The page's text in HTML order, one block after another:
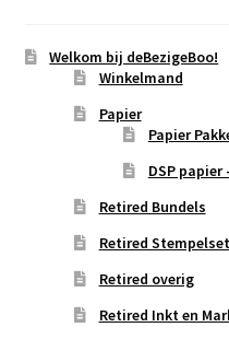
Welkom bij deBezigeBoo!
Winkelmand
Papier
Papier
DSP
Retired Bundels
Retired
Retired overig
Retired Inkt en